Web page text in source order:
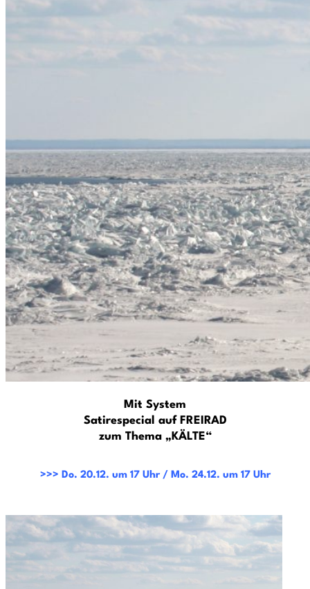
Mit System
Satirespecial auf FREIRAD
zum Thema „KÄLTE“
>>> Do. 20.12. um 17 Uhr / Mo. 24.12. um 17 Uhr